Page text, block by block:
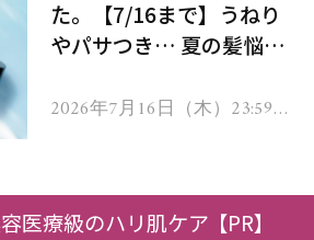
た。【7/16まで】うねり
やパサつき… 夏の髪悩み
ムを13名様にプレゼン
2026年7月16日（木）23:59ま
医療級のハリ肌ケア【PR】